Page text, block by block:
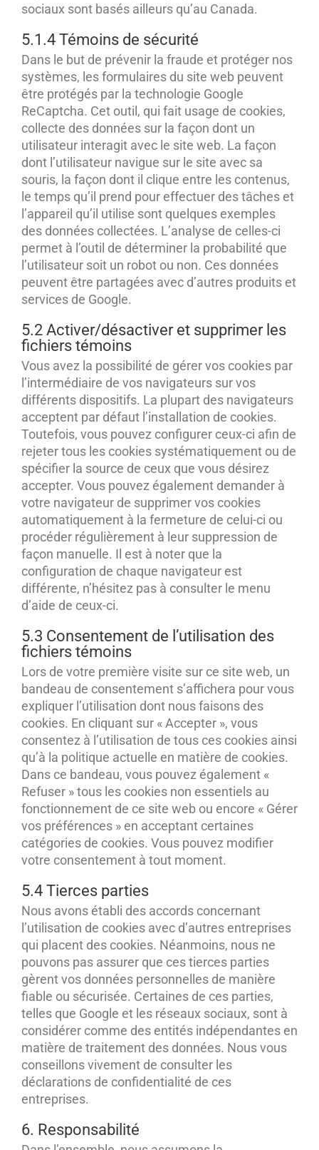
sociaux sont basés ailleurs qu’au Canada.
5.1.4 Témoins de sécurité
Dans le but de prévenir la fraude et protéger nos
systèmes, les formulaires du site web peuvent
être protégés par la technologie Google
ReCaptcha. Cet outil, qui fait usage de cookies,
collecte des données sur la façon dont un
utilisateur interagit avec le site web. La façon
dont l’utilisateur navigue sur le site avec sa
souris, la façon dont il clique entre les contenus,
le temps qu’il prend pour effectuer des tâches et
l’appareil qu’il utilise sont quelques exemples
des données collectées. L’analyse de celles-ci
permet à l’outil de déterminer la probabilité que
l’utilisateur soit un robot ou non. Ces données
peuvent être partagées avec d’autres produits et
services de Google.
5.2 Activer/désactiver et supprimer les
fichiers témoins
Vous avez la possibilité de gérer vos cookies par
l’intermédiaire de vos navigateurs sur vos
différents dispositifs. La plupart des navigateurs
acceptent par défaut l’installation de cookies.
Toutefois, vous pouvez configurer ceux-ci afin de
rejeter tous les cookies systématiquement ou de
spécifier la source de ceux que vous désirez
accepter. Vous pouvez également demander à
votre navigateur de supprimer vos cookies
automatiquement à la fermeture de celui-ci ou
procéder régulièrement à leur suppression de
façon manuelle. Il est à noter que la
configuration de chaque navigateur est
différente, n’hésitez pas à consulter le menu
d’aide de ceux-ci.
5.3 Consentement de l’utilisation des
fichiers témoins
Lors de votre première visite sur ce site web, un
bandeau de consentement s’affichera pour vous
expliquer l’utilisation dont nous faisons des
cookies. En cliquant sur « Accepter », vous
consentez à l’utilisation de tous ces cookies ainsi
qu’à la politique actuelle en matière de cookies.
Dans ce bandeau, vous pouvez également «
Refuser » tous les cookies non essentiels au
fonctionnement de ce site web ou encore « Gérer
vos préférences » en acceptant certaines
catégories de cookies. Vous pouvez modifier
votre consentement à tout moment.
5.4 Tierces parties
Nous avons établi des accords concernant
l’utilisation de cookies avec d’autres entreprises
qui placent des cookies. Néanmoins, nous ne
pouvons pas assurer que ces tierces parties
gèrent vos données personnelles de manière
fiable ou sécurisée. Certaines de ces parties,
telles que Google et les réseaux sociaux, sont à
considérer comme des entités indépendantes en
matière de traitement des données. Nous vous
conseillons vivement de consulter les
déclarations de confidentialité de ces
entreprises.
6. Responsabilité